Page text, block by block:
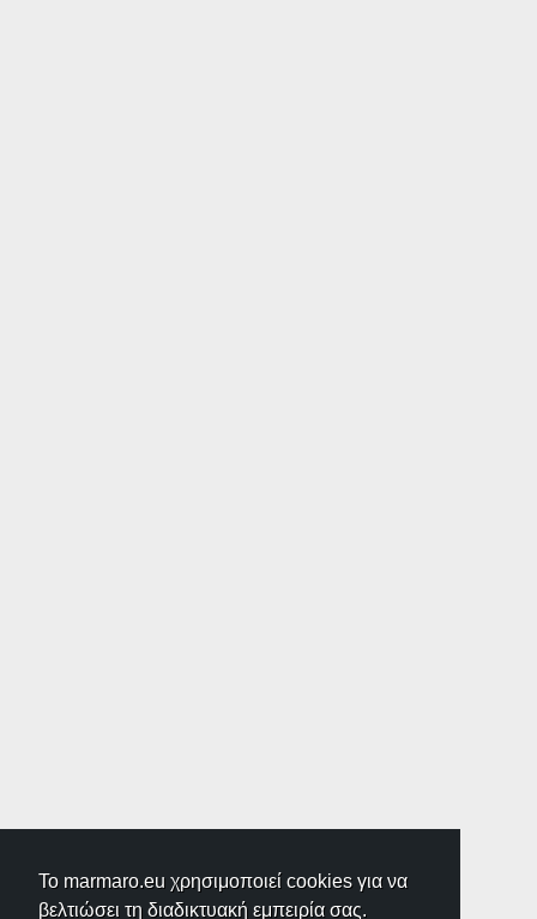
Το marmaro.eu χρησιμοποιεί cookies για να
βελτιώσει τη διαδικτυακή εμπειρία σας.